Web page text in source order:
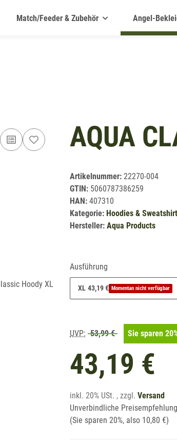
Match/Feeder & Zubehör Angel-
AQUA
Artikelnummer: 22270-004
GTIN: 5060787386259
HAN: 407310
Kategorie: Hoodies & Sweatshirt
Hersteller: Aqua Products
Ausführung
XL 43,19 € Momentan nicht verfügbar
UVP: 53,99 € Sie sparen
43,19 €
inkl. 20% USt. , zzgl. Versand
Unverbindliche
(Sie sparen 20%, also 10,80 €)